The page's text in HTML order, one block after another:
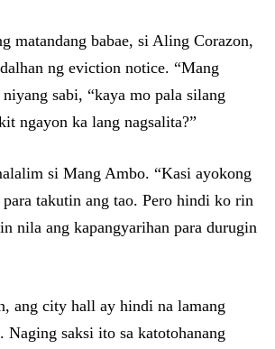
matandang babae, si Aling Corazon,
ng eviction notice. “Mang
sabi, “kaya mo pala silang
ngayon ka lang nagsalita?”
si Mang Ambo. “Kasi ayokong
takutin ang tao. Pero hindi ko rin
nila ang kapangyarihan para durugin
ang city hall ay hindi na lamang
Naging saksi ito sa katotohanang